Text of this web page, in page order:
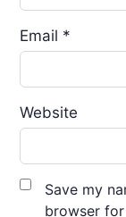
Email *
Website
Save my
browser